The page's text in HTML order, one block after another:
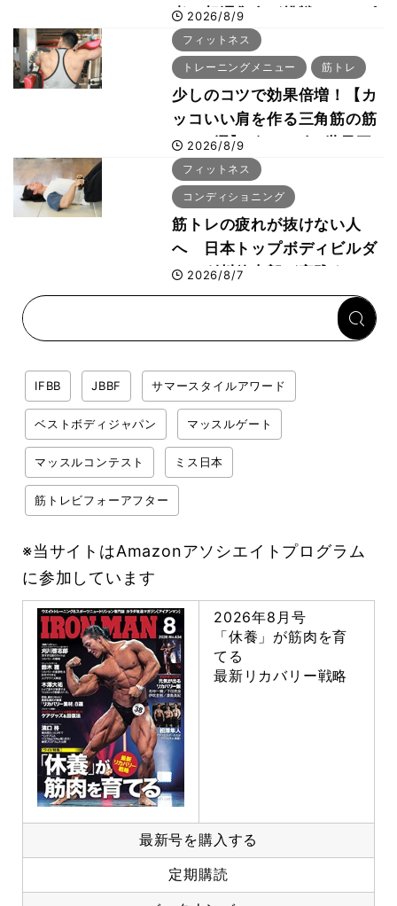
者・相澤隼人が挑戦 バーピ
ーでは驚異の種目2位
2026/8/9
フィットネス
トレーニングメニュー 筋トレ
少しのコツで効果倍増！【カ
ッコいい肩を作る三角筋の筋
トレ6選】ボディビル世界王
者が解説！
2026/8/9
フィットネス
コンディショニング
筋トレの疲れが抜けない人
へ 日本トップボディビルダ
ー・刈川啓志郎が実践する
「回復習慣」
2026/8/7
IFBB JBBF サマースタイルアワード
ベストボディジャパン マッスルゲート
マッスルコンテスト ミス日本
筋トレビフォーアフター
※当サイトはAmazonアソシエイトプログラム
に参加しています
2026年8月号
「休養」が筋肉を育
てる
最新リカバリー戦略
最新号を購入する
定期購読